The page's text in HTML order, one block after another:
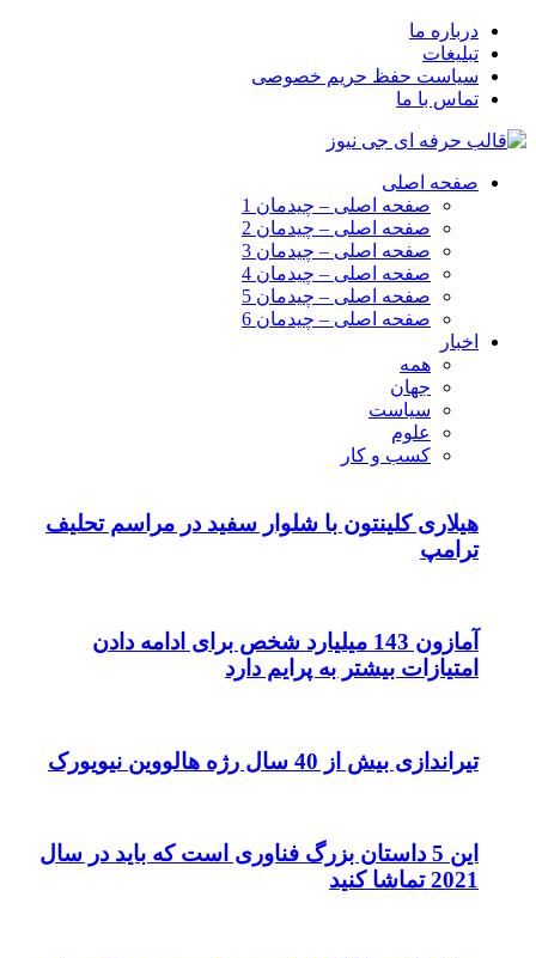
درباره ما
تبلیغات
سیاست حفظ حریم خصوصی
تماس با ما
صفحه اصلی
صفحه اصلی – چیدمان 1
صفحه اصلی – چیدمان 2
صفحه اصلی – چیدمان 3
صفحه اصلی – چیدمان 4
صفحه اصلی – چیدمان 5
صفحه اصلی – چیدمان 6
اخبار
همه
جهان
سیاست
علوم
کسب و کار
هیلاری کلینتون با شلوار سفید در مراسم تحلیف
ترامپ
آمازون 143 میلیارد شخص برای ادامه دادن
امتیازات بیشتر به پرایم دارد
تیراندازی بیش از 40 سال رژه هالووین نیویورک
این 5 داستان بزرگ فناوری است که باید در سال
2021 تماشا کنید